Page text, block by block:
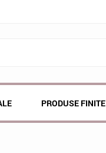
PRODUSE FINITE